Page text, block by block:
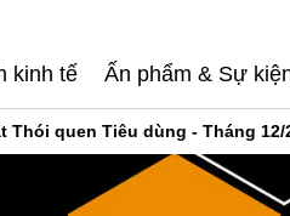
kinh tế Ấn phẩm & Sự
Thói quen Tiêu dùng - Tháng 12/